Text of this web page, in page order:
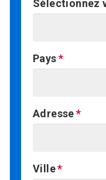
Sélectionnez
Pays
Adresse
Ville